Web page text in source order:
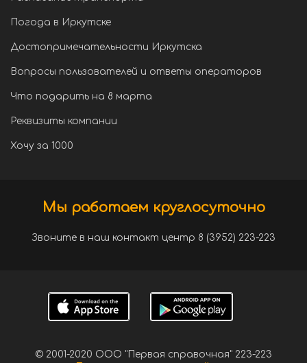
Погода в Иркутске
Достопримечательности Иркутска
Вопросы пользователей и ответы операторов
Что подарить на 8 марта
Реквизиты компании
Хочу за 1000
Мы работаем круглосуточно
Звоните в наш контакт центр 8 (3952) 223-223
© 2001-2020 ООО "Первая справочная" 223-223